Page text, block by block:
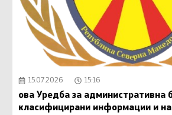
15.07.2026 15:16
ова Уредба за административна
класифицирани информации и